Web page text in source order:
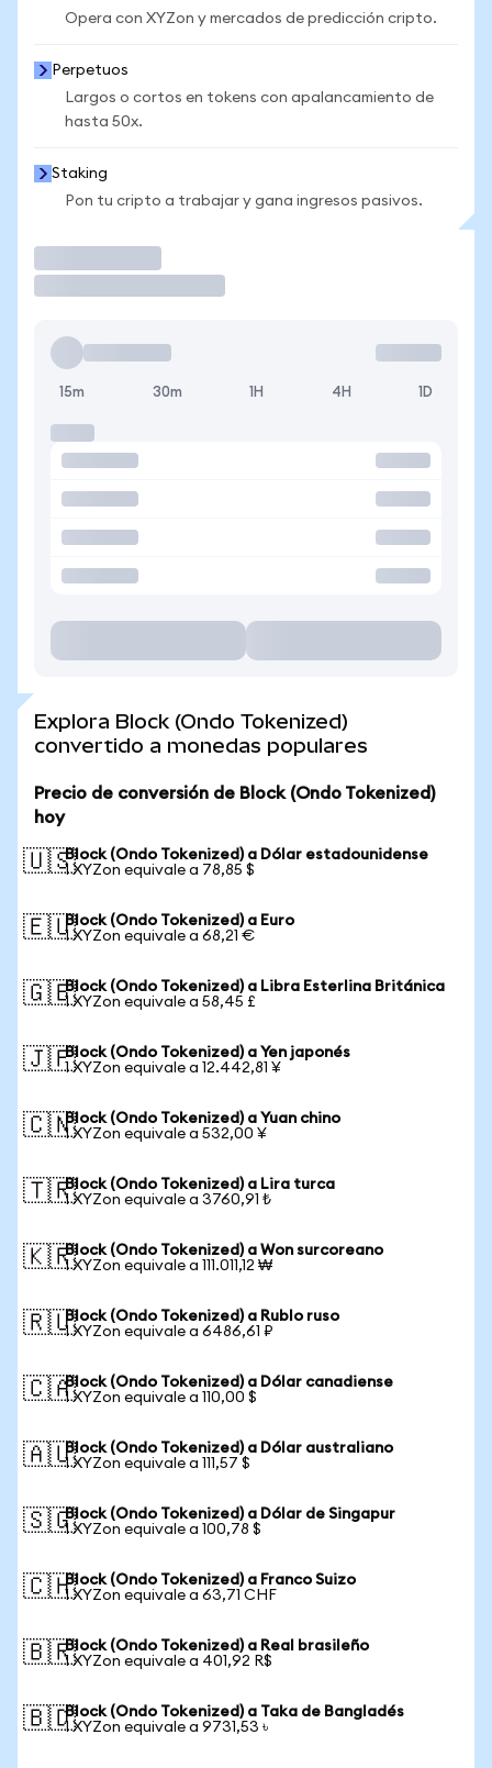
Opera con XYZon y mercados de predicción cripto.
Perpetuos
Largos o cortos en tokens con apalancamiento de
hasta 50x.
Staking
Pon tu cripto a trabajar y gana ingresos pasivos.
15m 30m 1H 4H 1D
Explora Block (Ondo Tokenized)
convertido a monedas populares
Precio de conversión de Block (Ondo Tokenized)
hoy
🇺🇸Block (Ondo Tokenized) a Dólar estadounidense
1 XYZon equivale a 78,85 $
🇪🇺Block (Ondo Tokenized) a Euro
1 XYZon equivale a 68,21 €
🇬🇧Block (Ondo Tokenized) a Libra Esterlina Británica
1 XYZon equivale a 58,45 £
🇯🇵Block (Ondo Tokenized) a Yen japonés
1 XYZon equivale a 12.442,81 ¥
🇨🇳Block (Ondo Tokenized) a Yuan chino
1 XYZon equivale a 532,00 ¥
🇹🇷Block (Ondo Tokenized) a Lira turca
1 XYZon equivale a 3760,91 ₺
🇰🇷Block (Ondo Tokenized) a Won surcoreano
1 XYZon equivale a 111.011,12 ₩
🇷🇺Block (Ondo Tokenized) a Rublo ruso
1 XYZon equivale a 6486,61 ₽
🇨🇦Block (Ondo Tokenized) a Dólar canadiense
1 XYZon equivale a 110,00 $
🇦🇺Block (Ondo Tokenized) a Dólar australiano
1 XYZon equivale a 111,57 $
🇸🇬Block (Ondo Tokenized) a Dólar de Singapur
1 XYZon equivale a 100,78 $
🇨🇭Block (Ondo Tokenized) a Franco Suizo
1 XYZon equivale a 63,71 CHF
🇧🇷Block (Ondo Tokenized) a Real brasileño
1 XYZon equivale a 401,92 R$
🇧🇩Block (Ondo Tokenized) a Taka de Bangladés
1 XYZon equivale a 9731,53 ৳